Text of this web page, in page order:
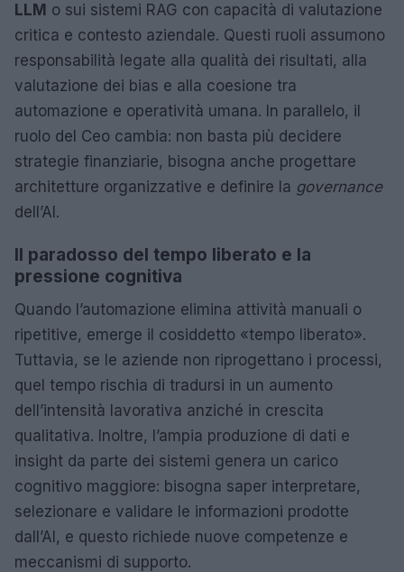
LLM o sui sistemi RAG con capacità di valutazione
critica e contesto aziendale. Questi ruoli assumono
responsabilità legate alla qualità dei risultati, alla
valutazione dei bias e alla coesione tra
automazione e operatività umana. In parallelo, il
ruolo del Ceo cambia: non basta più decidere
strategie finanziarie, bisogna anche progettare
architetture organizzative e definire la governance
dell’AI.
Il paradosso del tempo liberato e la
pressione cognitiva
Quando l’automazione elimina attività manuali o
ripetitive, emerge il cosiddetto «tempo liberato».
Tuttavia, se le aziende non riprogettano i processi,
quel tempo rischia di tradursi in un aumento
dell’intensità lavorativa anziché in crescita
qualitativa. Inoltre, l’ampia produzione di dati e
insight da parte dei sistemi genera un carico
cognitivo maggiore: bisogna saper interpretare,
selezionare e validare le informazioni prodotte
dall’AI, e questo richiede nuove competenze e
meccanismi di supporto.